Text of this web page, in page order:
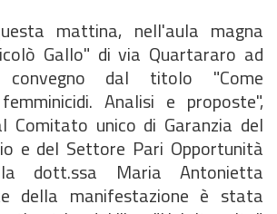
mattina, nell'aula magna
Gallo" di via Quartararo ad
dal titolo "Come
Analisi e proposte",
Comitato unico di Garanzia del
e del Settore Pari Opportunità
dott.ssa Maria Antonietta
della manifestazione è stata